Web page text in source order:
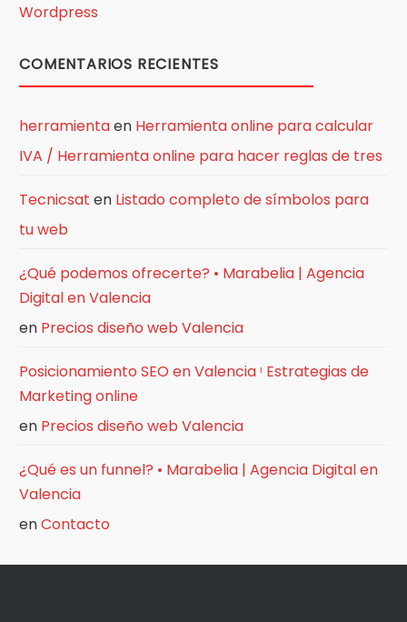
Wordpress
COMENTARIOS RECIENTES
herramientaen Herramienta online para calcular
IVA / Herramienta online para hacer reglas de tres
Tecnicsat en Listado completo de símbolos para
tu web
¿Qué podemos ofrecerte? • Marabelia | Agencia
Digital en Valencia
en Precios diseño web Valencia
Posicionamiento SEO en Valencia ᶥ Estrategias de
Marketing online
en Precios diseño web Valencia
¿Qué es un funnel? • Marabelia | Agencia Digital en
Valencia
enContacto